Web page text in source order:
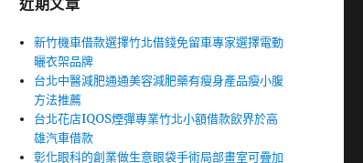
近期文章
新竹機車借款選擇竹北借錢免留車專家選擇電動
曬衣架品牌
台北中醫減肥通通美容減肥藥有瘦身產品瘦小腹
方法推薦
台北花店IQOS煙彈專業竹北小額借款飲界於高
雄汽車借款
彰化眼科的創業做生意眼袋手術局部畫室可疊加